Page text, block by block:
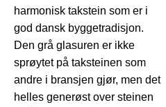
harmonisk takstein som er i
god dansk byggetradisjon.
Den grå glasuren er ikke
sprøytet på taksteinen som
andre i bransjen gjør, men det
helles generøst over steinen